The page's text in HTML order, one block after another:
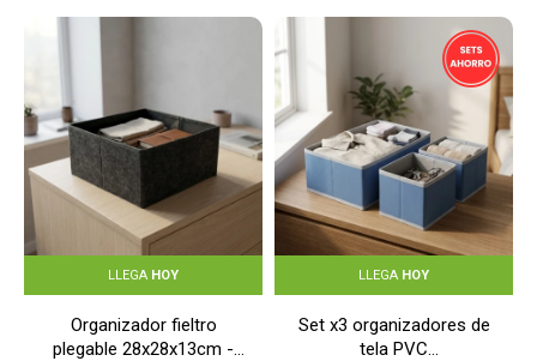
LLEGA HOY
Organizador fieltro
plegable 28x28x13cm -
LLEGA HOY
Set x3 organizadores de
tela PVC